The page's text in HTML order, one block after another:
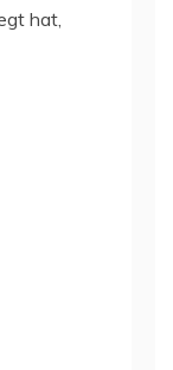
hat,